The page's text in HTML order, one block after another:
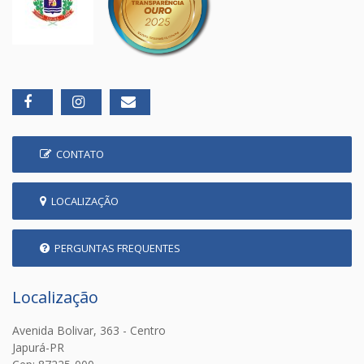
CONTATO
LOCALIZAÇÃO
PERGUNTAS FREQUENTES
Localização
Avenida Bolivar, 363 - Centro
Japurá-PR